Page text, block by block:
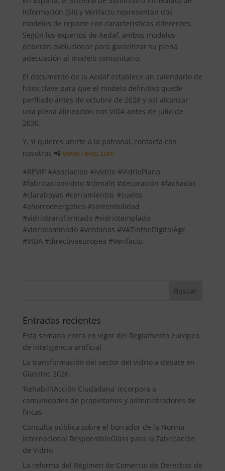
Información (SII) y Verifactu representan dos
modelos de reporte con características diferentes.
Según los expertos de Aedaf, ambos modelos
deberán evolucionar para garantizar su plena
adecuación al modelo comunitario.
El documento de la Aedaf establece un calendario de
hitos clave para que el modelo definitivo quede
perfilado antes de octubre de 2028 y así alcanzar
una plena alineación con ViDA antes de julio de
2030.
Y, si quieres unirte a la patronal, contacta con
nosotros 📲 www.revip.com
#REVIP #Asociacion #ividrio #VidrioPlano
#fabricacionvidrio #climalit #decoración #fachadas
#claraboyas #cerramientos #suelos
#ahorroenergetico #sostenibilidad
#vidriotransformado #vidriotemplado
#vidriolaminado #ventanas #VATintheDigitalAge
#VIDA #directivaeuropea #Verifactu
Entradas recientes
Esta semana entra en vigor del Reglamento europeo
de inteligencia artificial
La transformación del sector del vidrio a debate en
Glasstec 2026
‘RehabilitAcción Ciudadana’ incorpora a
comunidades de propietarios y administradores de
fincas
Consulta pública sobre el borrador de la Norma
Internacional ResponsibleGlass para la Fabricación
de Vidrio
La reforma del Régimen de Comercio de Derechos de